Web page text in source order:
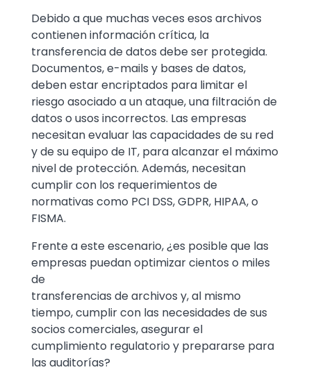
Debido a que muchas veces esos archivos
contienen información crítica, la
transferencia de datos debe ser protegida.
Documentos, e-mails y bases de datos,
deben estar encriptados para limitar el
riesgo asociado a un ataque, una filtración de
datos o usos incorrectos. Las empresas
necesitan evaluar las capacidades de su red
y de su equipo de IT, para alcanzar el máximo
nivel de protección. Además, necesitan
cumplir con los requerimientos de
normativas como PCI DSS, GDPR, HIPAA, o
FISMA.
Frente a este escenario, ¿es posible que las
empresas puedan optimizar cientos o miles
de
transferencias de archivos y, al mismo
tiempo, cumplir con las necesidades de sus
socios comerciales, asegurar el
cumplimiento regulatorio y prepararse para
las auditorías?